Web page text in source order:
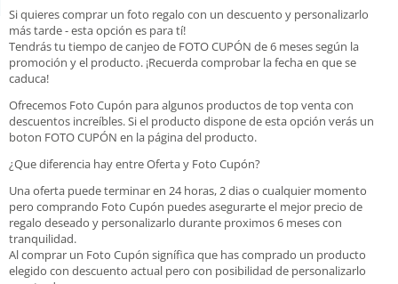
Si quieres comprar un foto regalo con un descuento y personalizarlo
más tarde - esta opción es para tí!
Tendrás tu tiempo de canjeo de FOTO CUPÓN de 6 meses según la
promoción y el producto. ¡Recuerda comprobar la fecha en que se
caduca!
Ofrecemos Foto Cupón para algunos productos de top venta con
descuentos increíbles. Si el producto dispone de esta opción verás un
boton FOTO CUPÓN en la página del producto.
¿Que diferencia hay entre Oferta y Foto Cupón?
Una oferta puede terminar en 24 horas, 2 dias o cualquier momento
pero comprando Foto Cupón puedes asegurarte el mejor precio de
regalo deseado y personalizarlo durante proximos 6 meses con
tranquilidad.
Al comprar un Foto Cupón signífica que has comprado un producto
elegido con descuento actual pero con posibilidad de personalizarlo